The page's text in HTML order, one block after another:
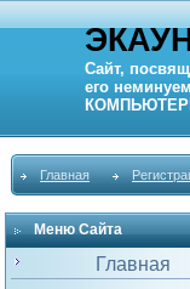
Сайт,
его
Главная
Меню Сайта
Главная